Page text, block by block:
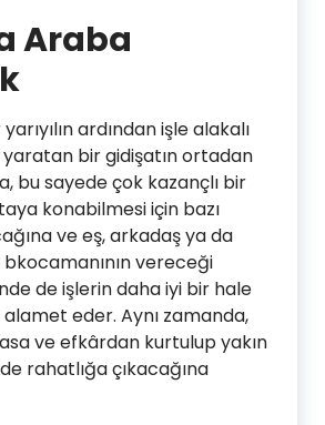
Araba
ardından işle alakalı
bir gidişatın ortadan
bu sayede çok kazançlı bir
konabilmesi için bazı
ve eş, arkadaş ya da
vereceği
de işlerin daha iyi bir hale
eder. Aynı zamanda,
ve efkârdan kurtulup yakın
rahatlığa çıkacağına